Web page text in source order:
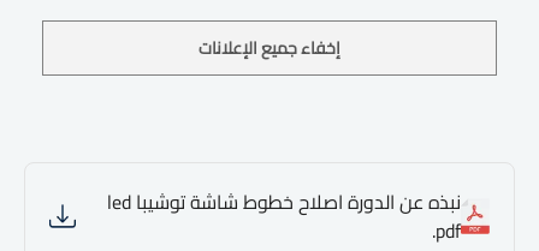
إخفاء جميع الإعلانات
نبذه عن الدورة اصلاح خطوط شاشة توشيبا led
.pdf